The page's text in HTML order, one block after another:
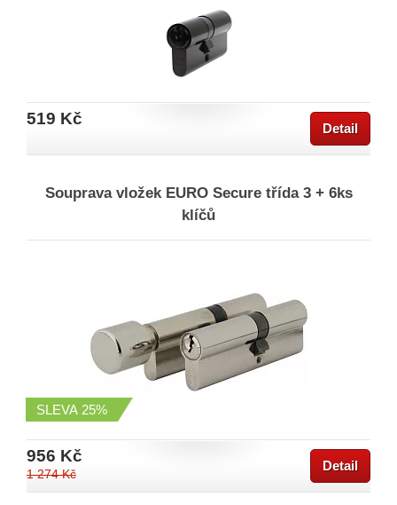
519 Kč
Detail
Souprava vložek EURO Secure třída 3 + 6ks
klíčů
SLEVA 25%
956 Kč
1 274 Kč
Detail